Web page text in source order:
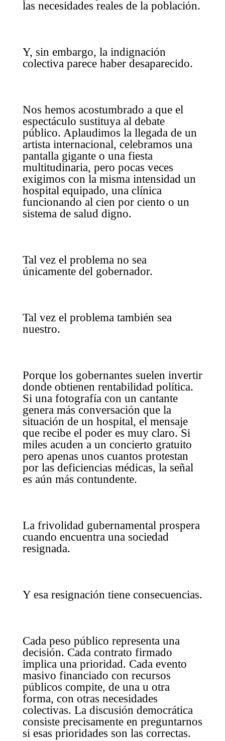
las necesidades reales de la población.
Y, sin embargo, la indignación
colectiva parece haber desaparecido.
Nos hemos acostumbrado a que el
espectáculo sustituya al debate
público. Aplaudimos la llegada de un
artista internacional, celebramos una
pantalla gigante o una fiesta
multitudinaria, pero pocas veces
exigimos con la misma intensidad un
hospital equipado, una clínica
funcionando al cien por ciento o un
sistema de salud digno.
Tal vez el problema no sea
únicamente del gobernador.
Tal vez el problema también sea
nuestro.
Porque los gobernantes suelen invertir
donde obtienen rentabilidad política.
Si una fotografía con un cantante
genera más conversación que la
situación de un hospital, el mensaje
que recibe el poder es muy claro. Si
miles acuden a un concierto gratuito
pero apenas unos cuantos protestan
por las deficiencias médicas, la señal
es aún más contundente.
La frivolidad gubernamental prospera
cuando encuentra una sociedad
resignada.
Y esa resignación tiene consecuencias.
Cada peso público representa una
decisión. Cada contrato firmado
implica una prioridad. Cada evento
masivo financiado con recursos
públicos compite, de una u otra
forma, con otras necesidades
colectivas. La discusión democrática
consiste precisamente en preguntarnos
si esas prioridades son las correctas.